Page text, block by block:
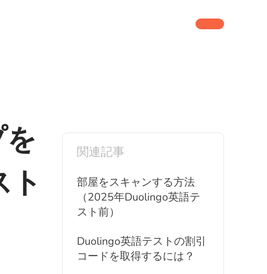
関連記事
部屋をスキャンする方法
（2025年Duolingo英語テ
スト前）
Duolingo英語テストの割引
コードを取得するには？